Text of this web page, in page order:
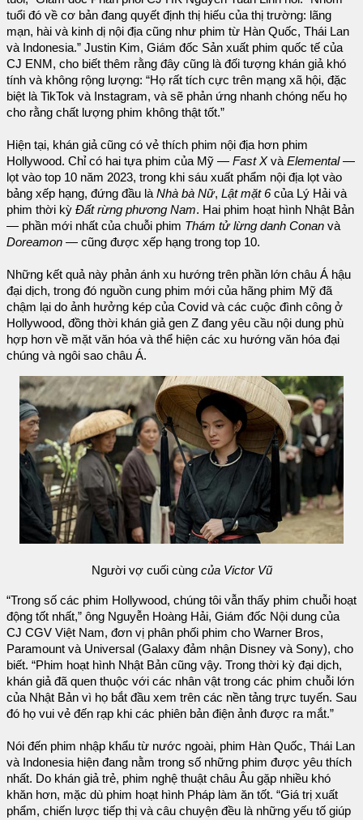
tuổi đó về cơ bản đang quyết định thị hiếu của thị trường: lãng
mạn, hài và kinh dị nội địa cũng như phim từ Hàn Quốc, Thái Lan
và Indonesia.” Justin Kim, Giám đốc Sản xuất phim quốc tế của
CJ ENM, cho biết thêm rằng đây cũng là đối tượng khán giả khó
tính và không rộng lượng: “Họ rất tích cực trên mạng xã hội, đặc
biệt là TikTok và Instagram, và sẽ phản ứng nhanh chóng nếu họ
cho rằng chất lượng phim không thật tốt.”
Hiện tại, khán giả cũng có vẻ thích phim nội địa hơn phim
Hollywood. Chỉ có hai tựa phim của Mỹ — Fast Xvà Elemental—
lọt vào top 10 năm 2023, trong khi sáu xuất phẩm nội địa lọt vào
bảng xếp hạng, đứng đầu là Nhà bà Nữ, Lật mặt 6của Lý Hải và
phim thời kỳ Đất rừng phương Nam. Hai phim hoạt hình Nhật Bản
— phần mới nhất của chuỗi phim Thám tử lừng danh Conan và
Doreamon — cũng được xếp hạng trong top 10.
Những kết quả này phản ánh xu hướng trên phần lớn châu Á hậu
đại dịch, trong đó nguồn cung phim mới của hãng phim Mỹ đã
chậm lại do ảnh hưởng kép của Covid và các cuộc đình công ở
Hollywood, đồng thời khán giả gen Z đang yêu cầu nội dung phù
hợp hơn về mặt văn hóa và thể hiện các xu hướng văn hóa đại
chúng và ngôi sao châu Á.
Người vợ cuối cùng của Victor Vũ
“Trong số các phim Hollywood, chúng tôi vẫn thấy phim chuỗi hoạt
động tốt nhất,” ông Nguyễn Hoàng Hải, Giám đốc Nội dung của
CJ CGV Việt Nam, đơn vị phân phối phim cho Warner Bros,
Paramount và Universal (Galaxy đảm nhận Disney và Sony), cho
biết. “Phim hoạt hình Nhật Bản cũng vậy. Trong thời kỳ đại dịch,
khán giả đã quen thuộc với các nhân vật trong các phim chuỗi lớn
của Nhật Bản vì họ bắt đầu xem trên các nền tảng trực tuyến. Sau
đó họ vui vẻ đến rạp khi các phiên bản điện ảnh được ra mắt.”
Nói đến phim nhập khẩu từ nước ngoài, phim Hàn Quốc, Thái Lan
và Indonesia hiện đang nằm trong số những phim được yêu thích
nhất. Do khán giả trẻ, phim nghệ thuật châu Âu gặp nhiều khó
khăn hơn, mặc dù phim hoạt hình Pháp làm ăn tốt. “Giá trị xuất
phẩm, chiến lược tiếp thị và câu chuyện đều là những yếu tố giúp